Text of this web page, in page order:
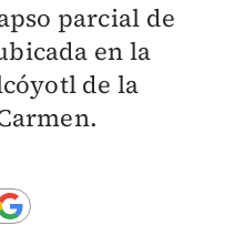
parcial de
en la
de la